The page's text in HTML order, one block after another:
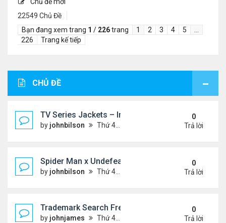
22549 Chủ Đề
Bạn đang xem trang 1 / 226trang 1 2 3 4 5
226
Trang kế tiếp
CHỦ ĐỀ
TV Series Jackets – Inspired by Iconic Television
by johnbilson Thứ 4 Tháng 8 05, 2026 7:51 pm
0
Trả lời
Spider Man x Undefeated FW26 Varsity Jacket –
by johnbilson Thứ 4 Tháng 8 05, 2026 7:44 pm
0
Trả lời
Trademark Search Free – Is It Worth Doing
by johnjames Thứ 4 Tháng 8 05, 2026 1:03 pm
0
Trả lời